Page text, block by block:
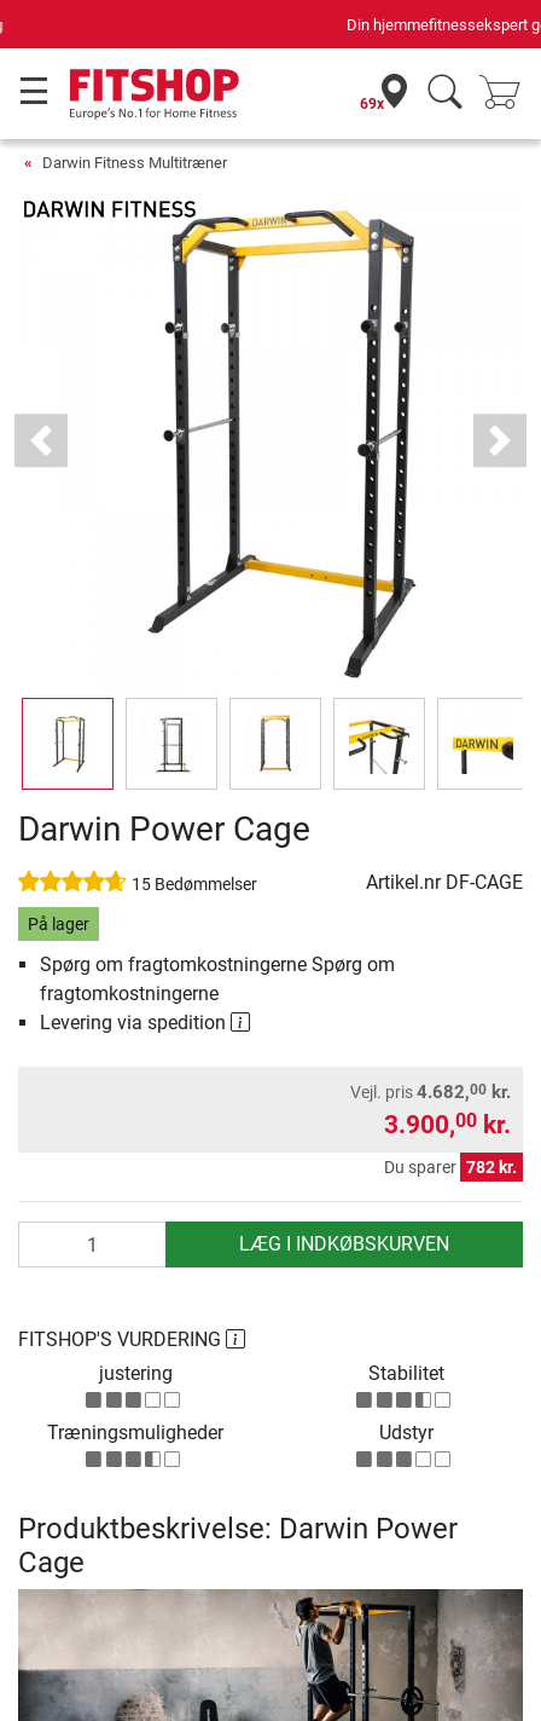
Din hjemmefitnessekspert gennem 42 år
69x
Darwin Fitness Multitræner
Previous Next
Darwin Power Cage
15 Bedømmelser Artikel.nr DF-CAGE
På lager
Spørg om fragtomkostningerne Spørg om
fragtomkostningerne
Levering via spedition
Vejl. pris4.682,00 kr.
3.900,00 kr.
Du sparer 782 kr.
LÆG I INDKØBSKURVEN
FITSHOP'S VURDERING
justering
Stabilitet
Træningsmuligheder Udstyr
Produktbeskrivelse: Darwin Power
Cage